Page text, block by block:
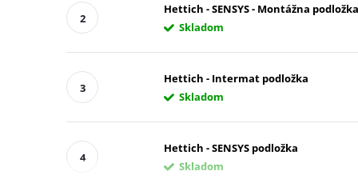
Hettich - SENSYS - Montážna
Skladom
Hettich - Intermat podložka
Skladom
Hettich - SENSYS podložka
Skladom